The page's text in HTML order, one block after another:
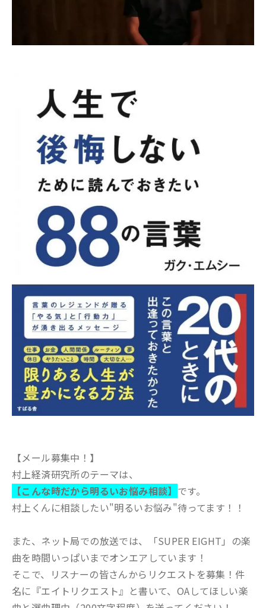
【メール募集中！】
村上経済研究所のテーマは、
【こんな時だから明るいお悩み相談】 です。
村上くんに相談したい"明るいお悩み"待ってます！！
また、ネット局での放送では、「SUPER EIGHT」の楽
曲を時間いっぱいまでオンエアしています！
そこで、リスナーの皆さんからリクエストを募集！件
名に『エイトリクエスト』と書いて、OAしてほしい楽